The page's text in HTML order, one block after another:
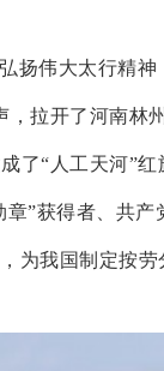
扬伟大太行精
，拉开了河南林
“人工天河”
章”获得者、共
为我国制定按